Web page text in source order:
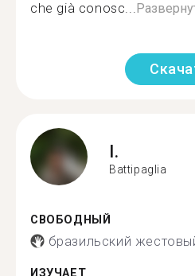
che già conosc...
I.
Battipaglia
СВОБОДНЫЙ
бразильский
ИЗУЧАЕТ